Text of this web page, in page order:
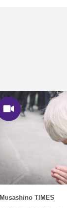
Musashino TIMES